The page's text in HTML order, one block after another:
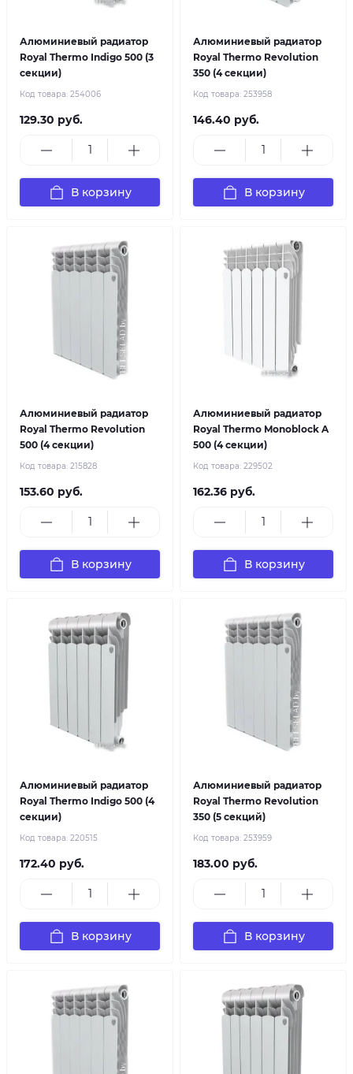
Алюминиевый радиатор
Royal Thermo Indigo 500 (3
секции)
Код товара: 254006
129.30 руб.
В корзину
Алюминиевый радиатор
Royal Thermo Revolution
350 (4 секции)
Код товара: 253958
146.40 руб.
В корзину
Алюминиевый радиатор
Royal Thermo Revolution
500 (4 секции)
Код товара: 215828
153.60 руб.
В корзину
Алюминиевый радиатор
Royal Thermo Monoblock A
500 (4 секции)
Код товара: 229502
162.36 руб.
В корзину
Алюминиевый радиатор
Royal Thermo Indigo 500 (4
секции)
Код товара: 220515
172.40 руб.
В корзину
Алюминиевый радиатор
Royal Thermo Revolution
350 (5 секций)
Код товара: 253959
183.00 руб.
В корзину